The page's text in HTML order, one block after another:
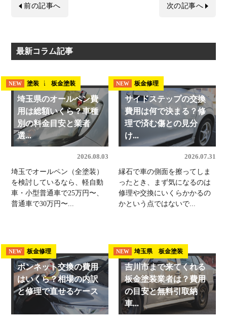
前の記事へ 次の記事へ
最新コラム記事
NEW 埼玉県 板金塗装
NEW 塗装
埼玉県のオールペン費
用は総額いくら？車種
別の料金目安と業者
選...
2026.08.03
埼玉でオールペン（全塗装）
を検討しているなら、軽自動
車・小型普通車で25万円〜、
普通車で30万円〜...
NEW 板金修理
サイドステップの交換
費用は何で決まる？修
理で済む傷との見分
け...
2026.07.31
縁石で車の側面を擦ってしま
ったとき、まず気になるのは
修理や交換にいくらかかるの
かという点ではないで...
NEW 板金修理
ボンネット交換の費用
はいくら？相場の内訳
と修理で直せるケース
NEW 埼玉県 板金塗装
吉川市まで来てくれる
板金塗装業者は？費用
の目安と無料引取納
車...